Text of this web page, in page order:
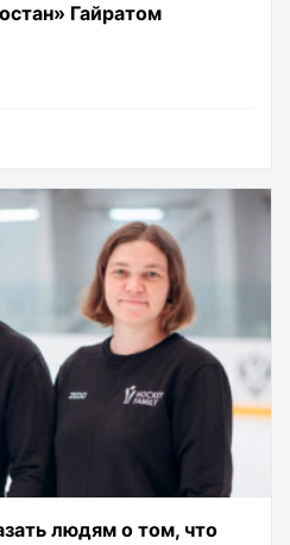
Гайратом
людям о том, что